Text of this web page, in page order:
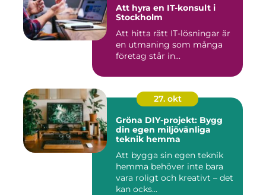
Att hyra en IT-konsult i
Stockholm
Att hitta rätt IT-lösningar är
en utmaning som många
företag står in...
27. okt
Gröna DIY-projekt: Bygg
din egen miljövänliga
teknik hemma
Att bygga sin egen teknik
hemma behöver inte bara
vara roligt och kreativt – det
kan ocks...